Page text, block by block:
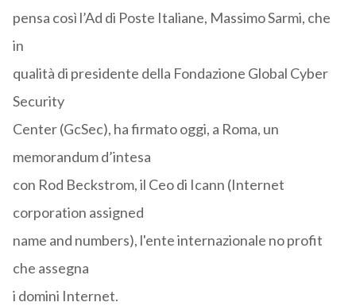
pensa così l’Ad di Poste Italiane, Massimo Sarmi, che
in
qualità di presidente della Fondazione Global Cyber
Security
Center (GcSec), ha firmato oggi, a Roma, un
memorandum d’intesa
con Rod Beckstrom, il Ceo di Icann (Internet
corporation assigned
name and numbers), l'ente internazionale no profit
che assegna
i domini Internet.